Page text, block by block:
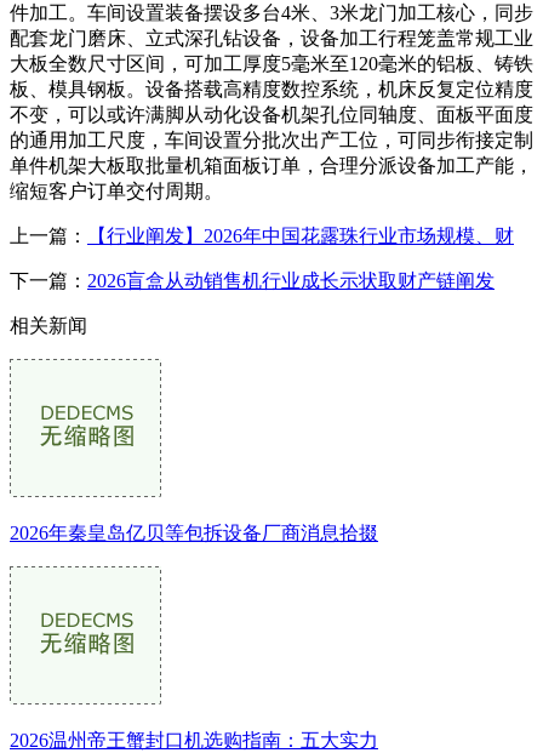
件加工。车间设置装备摆设多台4米、3米龙门加工核心，同步
配套龙门磨床、立式深孔钻设备，设备加工行程笼盖常规工业
大板全数尺寸区间，可加工厚度5毫米至120毫米的铝板、铸铁
板、模具钢板。设备搭载高精度数控系统，机床反复定位精度
不变，可以或许满脚从动化设备机架孔位同轴度、面板平面度
的通用加工尺度，车间设置分批次出产工位，可同步衔接定制
单件机架大板取批量机箱面板订单，合理分派设备加工产能，
缩短客户订单交付周期。
上一篇： 【行业阐发】2026年中国花露珠行业市场规模、财
下一篇： 2026盲盒从动销售机行业成长示状取财产链阐发
相关新闻
2026年秦皇岛亿贝等包拆设备厂商消息拾掇
2026温州帝王蟹封口机选购指南：五大实力